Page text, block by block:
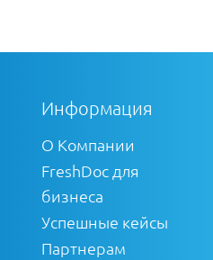
Информация
О Компании
FreshDoc для
бизнеса
Успешные кейсы
Партнерам